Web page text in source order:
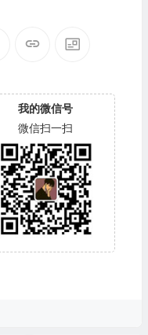
我的微信号
微信扫一扫